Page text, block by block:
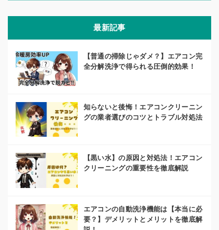
最新記事
【普通の掃除じゃダメ？】エアコン完
全分解洗浄で得られる圧倒的効果！
知らないと後悔！エアコンクリーニン
グの業者選びのコツとトラブル対処法
【黒い水】の原因と対処法！エアコン
クリーニングの重要性を徹底解説
エアコンの自動洗浄機能は【本当に必
要？】デメリットとメリットを徹底解